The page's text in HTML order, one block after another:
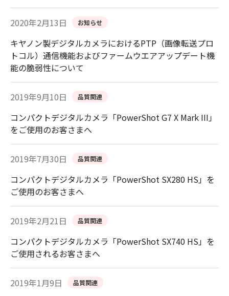
2020年2月13日 お知らせ
キヤノン製デジタルカメラにおけるPTP（画像転送プロ
トコル）通信機能およびファームウエアアップデート機
能の脆弱性について
2019年9月10日 品質関連
コンパクトデジタルカメラ「PowerShot G7 X Mark III」
をご使用のお客さまへ
2019年7月30日 品質関連
コンパクトデジタルカメラ「PowerShot SX280 HS」を
ご使用のお客さまへ
2019年2月21日 品質関連
コンパクトデジタルカメラ「PowerShot SX740 HS」を
ご使用されるお客さまへ
2019年1月9日 品質関連